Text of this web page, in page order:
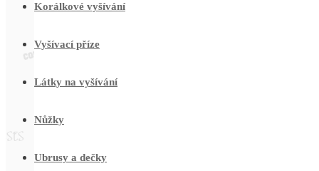
Korálkové vyšívání
Vyšívací příze
Látky na vyšívání
Nůžky
Ubrusy a dečky